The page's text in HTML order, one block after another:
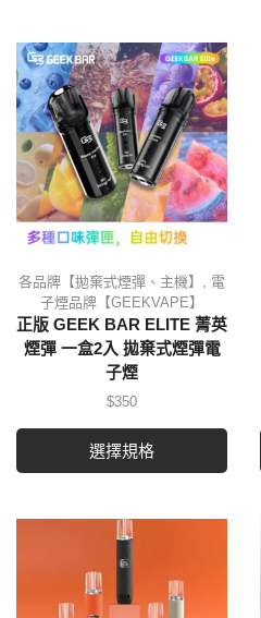
各品牌【拋棄式煙彈、主機】
電
子煙品牌【GEEKVAPE】
正版 GEEK BAR ELITE 菁英
煙彈 一盒2入 拋棄式煙彈電
子煙
$350
選擇規格